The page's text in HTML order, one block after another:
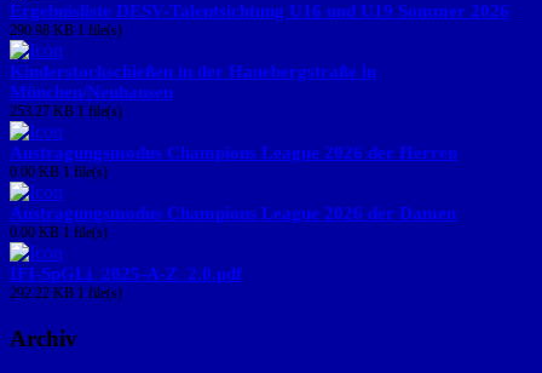
Ergebnisliste DESV-Talentsichtung U16 und U19 Sommer 2026
290.98 KB 1 file(s)
Kinderstockschießen in der Hanebergstraße in
München/Neuhausen
253.27 KB 1 file(s)
Austragungsmodus Champions League 2026 der Herren
0.00 KB 1 file(s)
Austragungsmodus Champions League 2026 der Damen
0.00 KB 1 file(s)
IFI-SpGLi_2025-A-Z_2.0.pdf
292.22 KB 1 file(s)
Archiv